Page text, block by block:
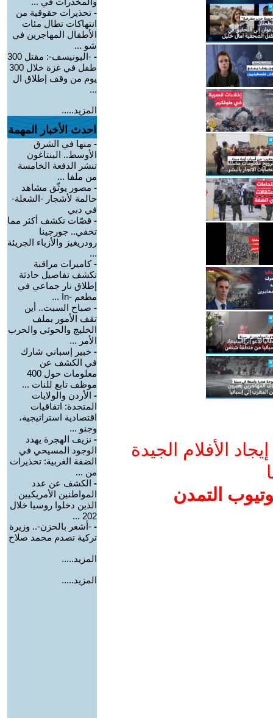
الأفلام الجيدة
التمدن
- تحذيرات حقوقية من
انتهاكات تطال مئات
الأطفال المهاجرين في
شو ...
-
-اليونيسف-: مقتل 300
طفل في غزة خلال 300
يوم من وقف إطلاق ال
...
المزيد.....
احدث الأخبار المهمة
- منها في الشرق
الأوسط.. البنتاغون
تنشر الدفعة الخامسة
من ملفا ...
- مصور يوثّق مشاهد
حالمة لأشجار -الشعلة-
في دبي
- قصّات تكشف أكثر مما
تخفي.. جورجينا
رودريغيز والأزياء الجريئة
...
-كاميرات مراقبة
تكشف تفاصيل حادثة
إطلاق نار جماعي في
مطعم -In ...
- صباح السبت.. أين
تقف الأمور بملف
الخليج والحوثي والحرب
الأمر ...
- خبير إسباني شارك
في الكشف عن
معلومات حول 400
موظف تابع للنات ...
- الأردن والولايات
المتحدة: اتفاقيات
اقتصادية استراتيجية،
وجنو ...
- نزيف الهجرة يهدد
الوجود المسيحي في
الضفة الغربية: تحذيرات
من ...
- الكشف عن عدد
المواطنين الأمريكيين
الذين دخلوا روسيا خلال
202 ...
- -أشعر بالحزن-.. وزيرة
تركية تصدم محمد صلاح
المزيد.....
المزيد.....